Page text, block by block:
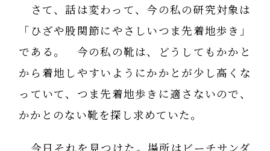
さて、話は変わって、今の私の研究対象は
「ひざや股関節にやさしいつま先着地歩き」
である。 今の私の靴は、どうしてもかかと
から着地しやすいようにかかとが少し高くな
っていて、つま先着地歩きに適さないので、
かかとのない靴を探し求めていた。